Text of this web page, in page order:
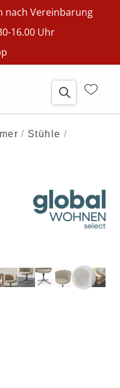
nach Vereinbarung
16.00 Uhr
Stühle